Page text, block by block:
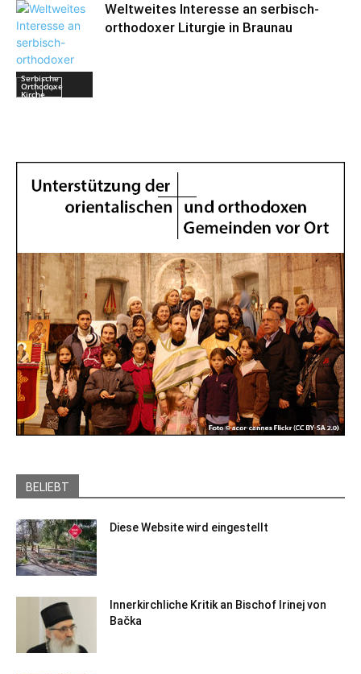
Serbische
Orthodoxe
Kirche
Weltweites Interesse an serbisch-
orthodoxer Liturgie in Braunau
BELIEBT
Diese Website wird eingestellt
Innerkirchliche Kritik an Bischof Irinej von
Bačka